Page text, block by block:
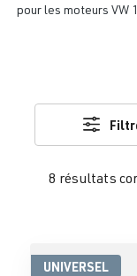
pour les moteurs VW
8 résultats
UNIVERSEL